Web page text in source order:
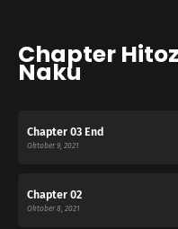
Chapter
Naku
Chapter 03 End
Oktober 9, 2021
Chapter 02
Oktober 8, 2021